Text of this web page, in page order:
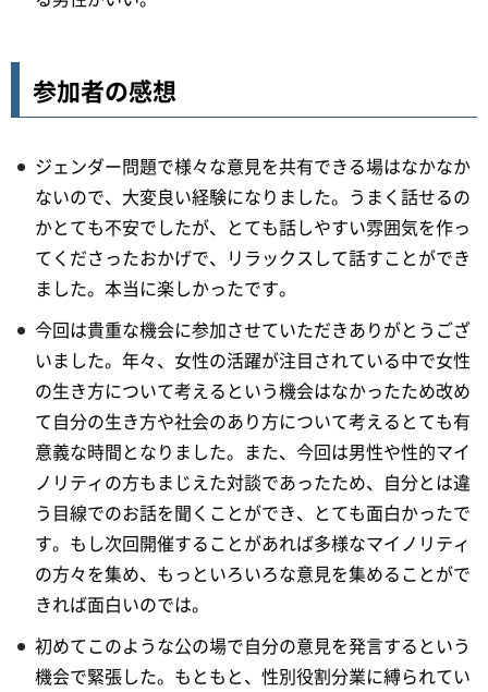
参加者の感想
ジェンダー問題で様々な意見を共有できる場はなかなか
ないので、大変良い経験になりました。うまく話せるの
かとても不安でしたが、とても話しやすい雰囲気を作っ
てくださったおかげで、リラックスして話すことができ
ました。本当に楽しかったです。
今回は貴重な機会に参加させていただきありがとうござ
いました。年々、女性の活躍が注目されている中で女性
の生き方について考えるという機会はなかったため改め
て自分の生き方や社会のあり方について考えるとても有
意義な時間となりました。また、今回は男性や性的マイ
ノリティの方もまじえた対談であったため、自分とは違
う目線でのお話を聞くことができ、とても面白かったで
す。もし次回開催することがあれば多様なマイノリティ
の方々を集め、もっといろいろな意見を集めることがで
きれば面白いのでは。
初めてこのような公の場で自分の意見を発言するという
機会で緊張した。もともと、性別役割分業に縛られてい